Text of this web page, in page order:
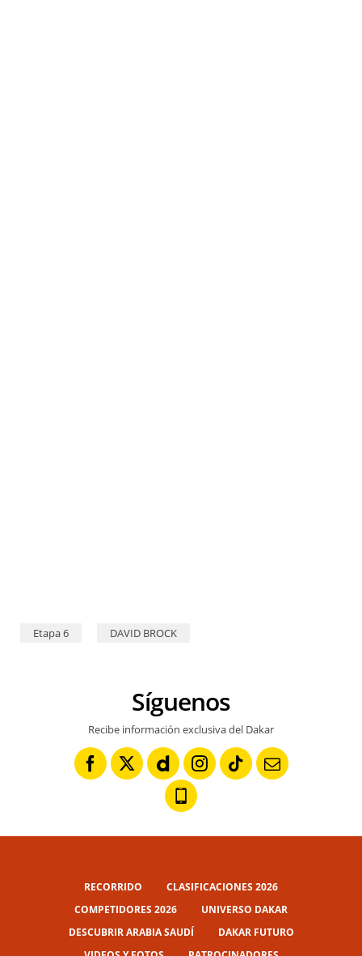
Etapa 6 DAVID BROCK
Síguenos
Recibe información exclusiva del Dakar
RECORRIDO
CLASIFICACIONES 2026
COMPETIDORES 2026
UNIVERSO DAKAR
DESCUBRIR ARABIA SAUDÍ
DAKAR FUTURO